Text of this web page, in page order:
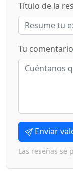
Título de la
Tu comentario
Enviar
Las reseñas se